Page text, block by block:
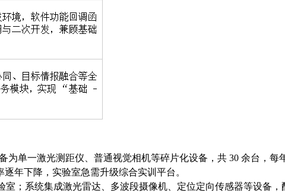
为单一激光测距仪、普通视觉相机等碎片化设备，共 30 余台，每
年下降，实验室急需升级综合实训平台。
室；系统集成激光雷达、多波段摄像机、定位定向传感器等设备，